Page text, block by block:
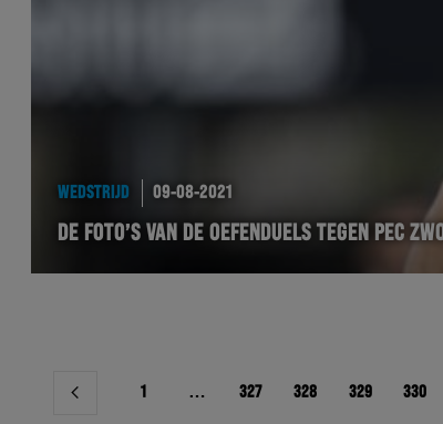
WEDSTRIJD 09-08-2021
DE FOTO’S VAN DE OEFENDUELS TEGEN PEC
Berichtnavigatie
1 … 327 328 329 330